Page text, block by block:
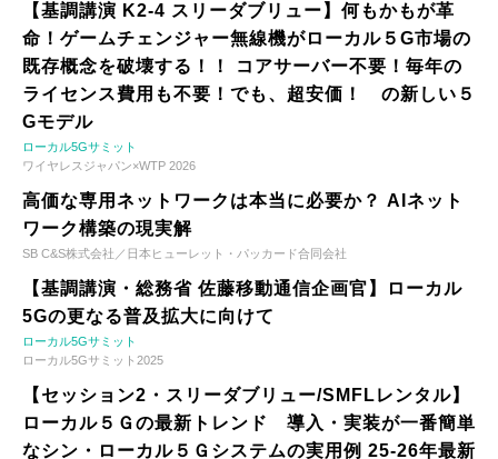
【基調講演 K2-4 スリーダブリュー】何もかもが革
命！ゲームチェンジャー無線機がローカル５G市場の
既存概念を破壊する！！ コアサーバー不要！毎年の
ライセンス費用も不要！でも、超安価！ の新しい５
Gモデル
ローカル5Gサミット
ワイヤレスジャパン×WTP 2026
高価な専用ネットワークは本当に必要か？ AIネット
ワーク構築の現実解
SB C&S株式会社／日本ヒューレット・パッカード合同会社
【基調講演・総務省 佐藤移動通信企画官】ローカル
5Gの更なる普及拡大に向けて
ローカル5Gサミット
ローカル5Gサミット2025
【セッション2・スリーダブリュー/SMFLレンタル】
ローカル５Ｇの最新トレンド 導入・実装が一番簡単
なシン・ローカル５Ｇシステムの実用例 25-26年最新